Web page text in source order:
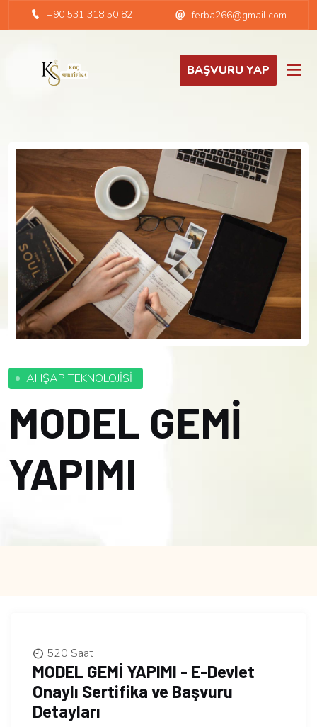
+90 531 318 50 82 ferba266@gmail.com
BAŞVURU YAP
AHŞAP TEKNOLOJİSİ
MODEL GEMİ
YAPIMI
520 Saat
MODEL GEMİ YAPIMI - E-Devlet
Onaylı Sertifika ve Başvuru
Detayları